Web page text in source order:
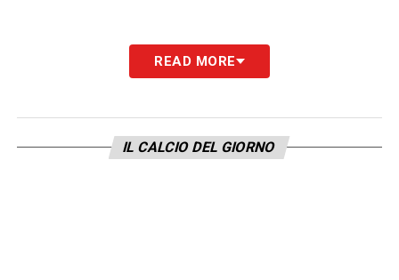
READ MORE
IL CALCIO DEL GIORNO